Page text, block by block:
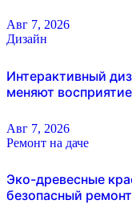
Авг 7, 2026
Дизайн
Интерактивный
меняют
Авг 7, 2026
Ремонт на даче
Эко-древесные
безопасный